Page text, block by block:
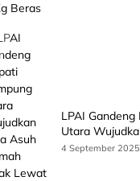
LPAI
Utara
Anak Lewat
4 September 2025